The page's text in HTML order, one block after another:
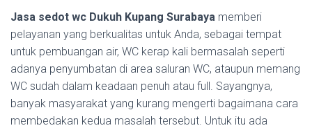
Jasa sedot wc Dukuh Kupang Surabaya memberi
pelayanan yang berkualitas untuk Anda, sebagai tempat
untuk pembuangan air, WC kerap kali bermasalah seperti
adanya penyumbatan di area saluran WC, ataupun memang
WC sudah dalam keadaan penuh atau full. Sayangnya,
banyak masyarakat yang kurang mengerti bagaimana cara
membedakan kedua masalah tersebut. Untuk itu ada